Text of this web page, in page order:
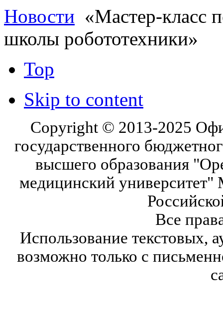
Новости «Мастер-класс
школы робототехники»
Top
Skip to content
Copyright © 2013-2025
государственного
высшего образования
медицинский университет"
Все
Использование текстовых,
возможно только с